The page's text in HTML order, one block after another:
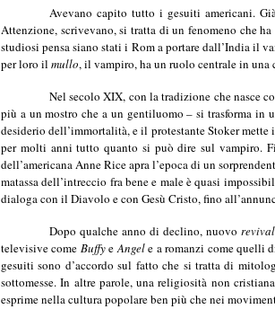
Avevano capito tutto i gesuiti americani.
Attenzione, scrivevano, si tratta di un fenomeno che
studiosi pensa siano stati i Rom a portare dall’India il
per loro il mullo, il vampiro, ha un ruolo centrale in
Nel secolo XIX, con la tradizione che nasce
più a un mostro che a un gentiluomo – si trasforma
desiderio dell’immortalità, e il protestante Stoker mette
per molti anni tutto quanto si può dire sul vampiro.
dell’americana Anne Rice apra l’epoca di un
matassa dell’intreccio fra bene e male è quasi
dialoga con il Diavolo e con Gesù Cristo, fino
Dopo qualche anno di declino, nuovo revival
televisive come BuffyeAngele a romanzi come quelli
gesuiti sono d’accordo sul fatto che si tratta di
sottomesse. In altre parole, una religiosità non
esprime nella cultura popolare ben più che nei